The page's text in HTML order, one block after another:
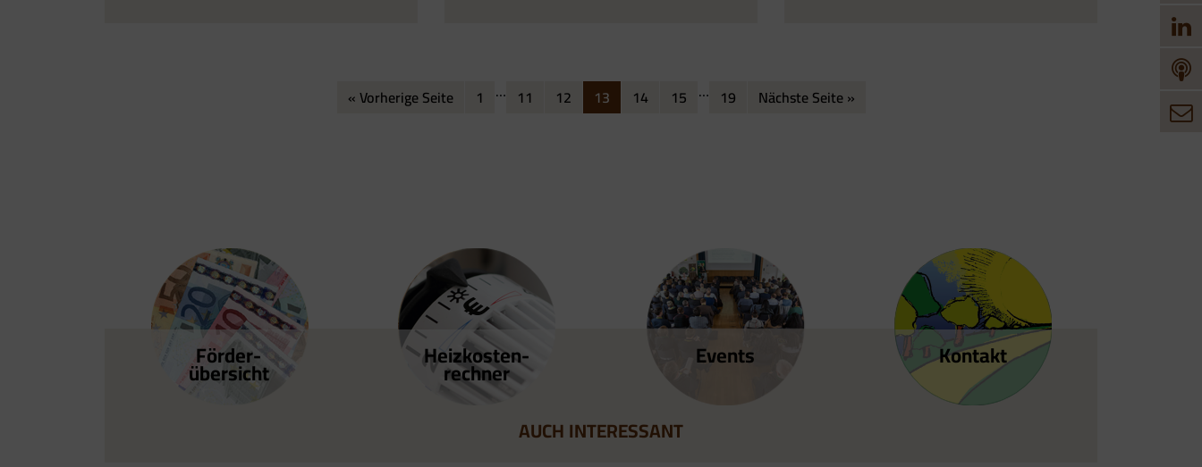
« Vorherige Seite 1 … 11 12 13 14 15 … 19 Nächste Seite »
Förder­
übersicht Heizkosten­
rechner Events Kontakt
AUCH INTERESSANT